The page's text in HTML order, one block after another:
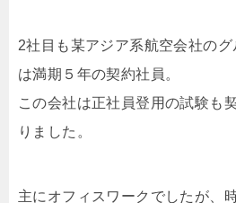
2社目も某アジア系航空会社の
は満期５年の契約社員。
この会社は正社員登用の試験も
りました。
主にオフィスワークでしたが、